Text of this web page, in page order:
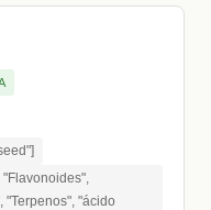
"Terpenos", "ácido